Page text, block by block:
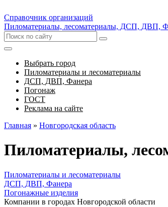
Справочник организаций
Пиломатериалы, лесоматериалы, ДСП, ДВП,
Выбрать город
Пиломатериалы и лесоматериалы
ДСП, ДВП, Фанера
Погонаж
ГОСТ
Реклама на сайте
Главная » Новгородская область
Пиломатериалы,
Пиломатериалы и лесоматериалы
ДСП, ДВП, Фанера
Погонажные изделия
Компании в городах Новгородской области